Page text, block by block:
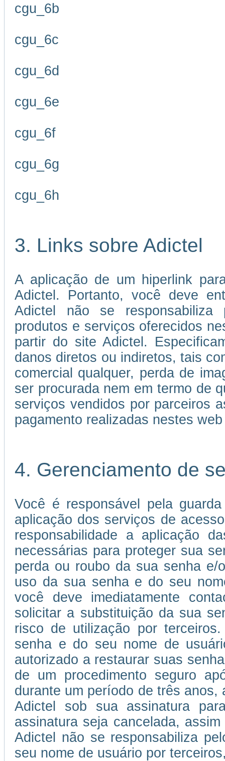
cgu_6b
cgu_6c
cgu_6d
cgu_6e
cgu_6f
cgu_6g
cgu_6h
3. Links sobre Adictel
A aplicação de um hiperlink
Adictel. Portanto, você deve
Adictel não se responsabiliza
produtos e serviços oferecidos
partir do site Adictel.
danos diretos ou indiretos, tais
comercial qualquer, perda de
ser procurada nem em termo de
serviços vendidos por parceiros
pagamento realizadas nestes
4. Gerenciamento de
Você é responsável pela
aplicação dos serviços de
responsabilidade a aplicação
necessárias para proteger sua
perda ou roubo da sua senha
uso da sua senha e do seu
você deve imediatamente
solicitar a substituição da sua
risco de utilização por
senha e do seu nome de
autorizado a restaurar suas
de um procedimento seguro
durante um período de três
Adictel sob sua assinatura
assinatura seja cancelada,
Adictel não se responsabiliza
seu nome de usuário por